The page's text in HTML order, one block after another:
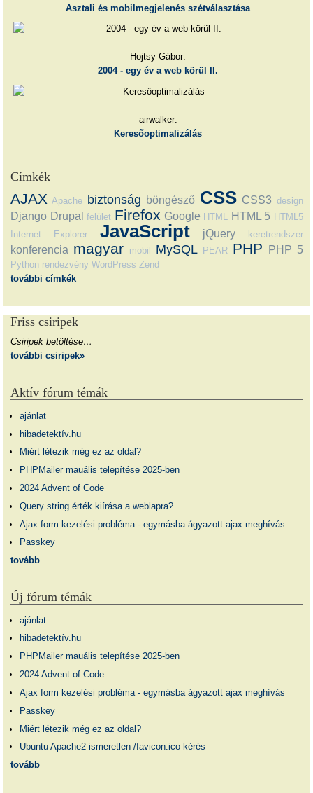
Asztali és mobilmegjelenés szétválasztása
Hojtsy Gábor:
2004 - egy év a web körül II.
airwalker:
Keresőoptimalizálás
Címkék
AJAX Apache biztonság böngésző CSS CSS3 design
Django Drupal felület Firefox Google HTML HTML 5 HTML5
Internet Explorer
JavaScript jQuery keretrendszer
konferencia magyar mobil MySQL PEAR PHP PHP 5
Python rendezvény WordPress Zend
további címkék
Friss csiripek
Csiripek betöltése…
további csiripek»
Aktív fórum témák
ajánlat
hibadetektív.hu
Miért létezik még ez az oldal?
PHPMailer mauális telepítése 2025-ben
2024 Advent of Code
Query string érték kiírása a weblapra?
Ajax form kezelési probléma - egymásba ágyazott ajax meghívás
Passkey
tovább
Új fórum témák
ajánlat
hibadetektív.hu
PHPMailer mauális telepítése 2025-ben
2024 Advent of Code
Ajax form kezelési probléma - egymásba ágyazott ajax meghívás
Passkey
Miért létezik még ez az oldal?
Ubuntu Apache2 ismeretlen /favicon.ico kérés
tovább